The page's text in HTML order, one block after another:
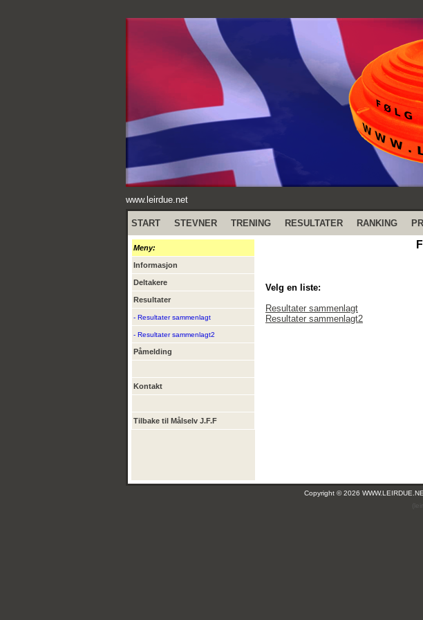
www.leirdue.net
START STEVNER TRENING RESULTATER RANKING
Meny:
Informasjon
Deltakere
Resultater
- Resultater sammenlagt
- Resultater sammenlagt2
Påmelding
Kontakt
Tilbake til Målselv J.F.F
Velg en liste:
Resultater sammenlagt
Resultater sammenlagt2
Copyright © 2026